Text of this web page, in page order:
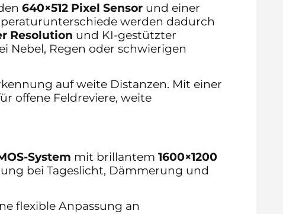
640×512 Pixel Sensorund einer
werden dadurch
Resolution und KI-gestützter
Nebel, Regen oder schwierigen
auf weite Distanzen. Mit einer
offene Feldreviere, weite
System mit brillantem 1600×1200
bei Tageslicht, Dämmerung und
flexible Anpassung an